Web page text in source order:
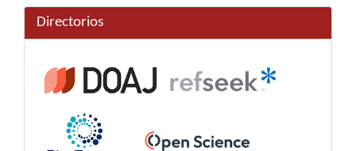
Directorios